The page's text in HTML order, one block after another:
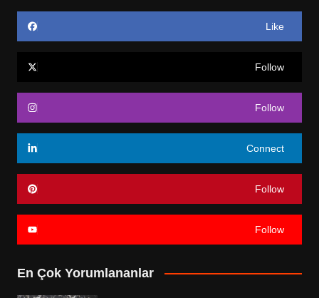
Like
Follow
Follow
Connect
Follow
Follow
En Çok Yorumlananlar